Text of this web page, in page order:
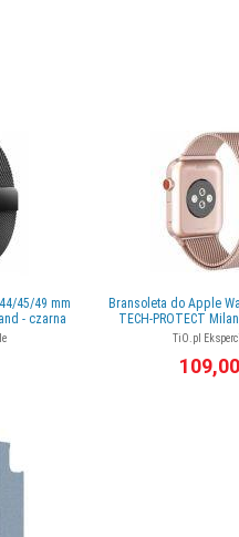
45/49 mm
- czarna
Bransoleta do Apple
TECH-PROTECT
TiO.pl